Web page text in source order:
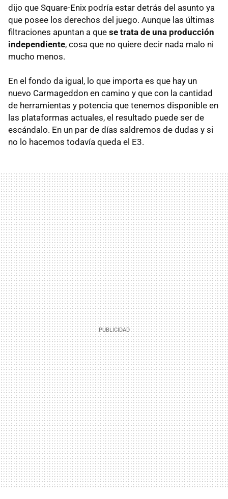
dijo que Square-Enix podría estar detrás del asunto ya
que posee los derechos del juego. Aunque las últimas
filtraciones apuntan a que se trata de una producción
independiente, cosa que no quiere decir nada malo ni
mucho menos.
En el fondo da igual, lo que importa es que hay un
nuevo Carmageddon en camino y que con la cantidad
de herramientas y potencia que tenemos disponible en
las plataformas actuales, el resultado puede ser de
escándalo. En un par de días saldremos de dudas y si
no lo hacemos todavía queda el E3.